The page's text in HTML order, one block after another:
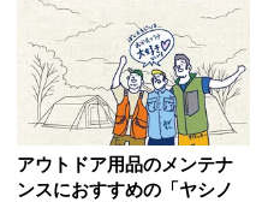
アウトドア用品のメンテナ
ンスにおすすめの「ヤシノ